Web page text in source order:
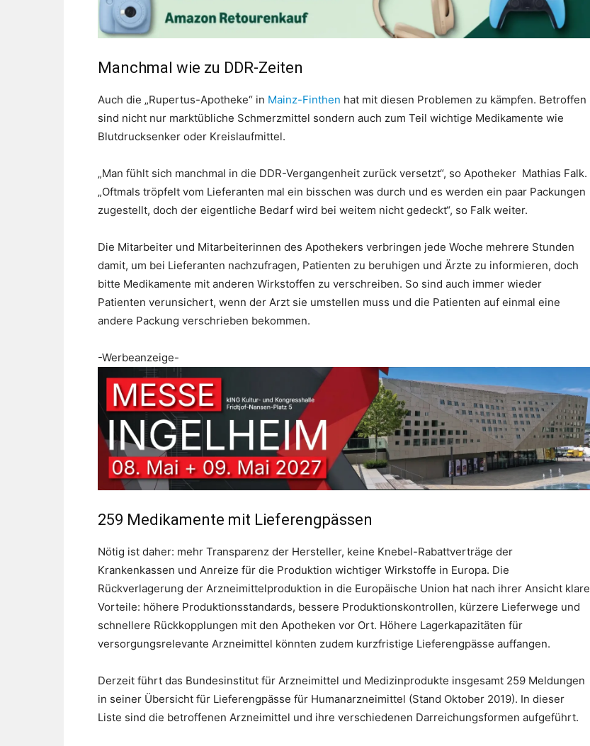
Manchmal wie zu DDR-Zeiten
Auch die „Rupertus-Apotheke“ in Mainz-Finthen hat mit diesen Problemen zu kämpfen. Betroffen
sind nicht nur marktübliche Schmerzmittel sondern auch zum Teil wichtige Medikamente wie
Blutdrucksenker oder Kreislaufmittel.
„Man fühlt sich manchmal in die DDR-Vergangenheit zurück versetzt“, so Apotheker Mathias Falk.
„Oftmals tröpfelt vom Lieferanten mal ein bisschen was durch und es werden ein paar Packungen
zugestellt, doch der eigentliche Bedarf wird bei weitem nicht gedeckt“, so Falk weiter.
Die Mitarbeiter und Mitarbeiterinnen des Apothekers verbringen jede Woche mehrere Stunden
damit, um bei Lieferanten nachzufragen, Patienten zu beruhigen und Ärzte zu informieren, doch
bitte Medikamente mit anderen Wirkstoffen zu verschreiben. So sind auch immer wieder
Patienten verunsichert, wenn der Arzt sie umstellen muss und die Patienten auf einmal eine
andere Packung verschrieben bekommen.
-Werbeanzeige-
259 Medikamente mit Lieferengpässen
Nötig ist daher: mehr Transparenz der Hersteller, keine Knebel-Rabattverträge der
Krankenkassen und Anreize für die Produktion wichtiger Wirkstoffe in Europa. Die
Rückverlagerung der Arzneimittelproduktion in die Europäische Union hat nach ihrer Ansicht klare
Vorteile: höhere Produktionsstandards, bessere Produktionskontrollen, kürzere Lieferwege und
schnellere Rückkopplungen mit den Apotheken vor Ort. Höhere Lagerkapazitäten für
versorgungsrelevante Arzneimittel könnten zudem kurzfristige Lieferengpässe auffangen.
Derzeit führt das Bundesinstitut für Arzneimittel und Medizinprodukte insgesamt 259 Meldungen
in seiner Übersicht für Lieferengpässe für Humanarzneimittel (Stand Oktober 2019). In dieser
Liste sind die betroffenen Arzneimittel und ihre verschiedenen Darreichungsformen aufgeführt.